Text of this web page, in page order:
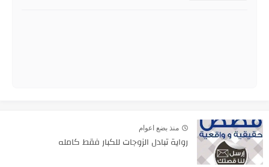
منذ بضع اعوام
رواية تبادل الزوجات للكبار فقط كامله